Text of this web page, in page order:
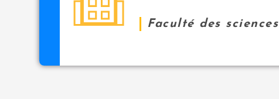
Faculté des sciences